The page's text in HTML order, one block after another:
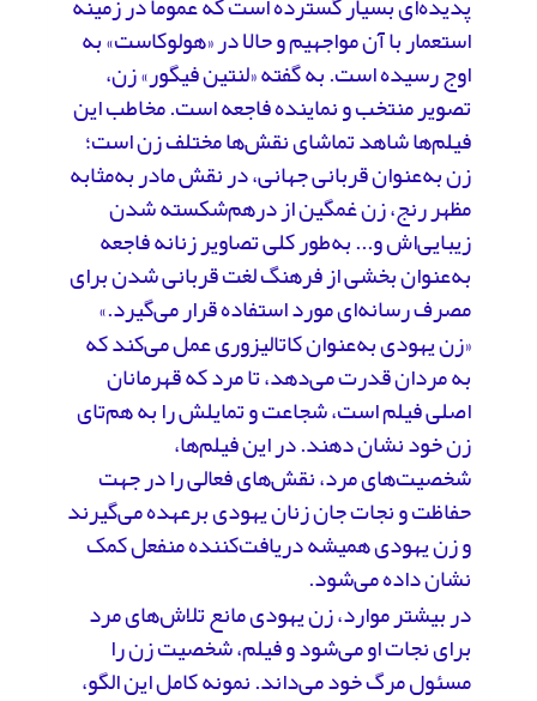
استعمار با آن مواجهیم و حالا در «هولوکاست» به
اوج رسیده است. به گفته «لنتین فیگور» زن،
تصویر منتخب و نماینده فاجعه است. مخاطب این
فیلم‌ها شاهد تماشای نقش‌ها مختلف زن است؛
زن به‌عنوان قربانی جهانی، در نقش مادر به‌مثابه
مظهر رنج، زن غمگین از درهم‌شکسته شدن
زیبایی‌اش و... به‌طور کلی تصاویر زنانه فاجعه
به‌عنوان بخشی از فرهنگ لغت قربانی شدن برای
مصرف رسانه‌ای مورد استفاده قرار می‌گیرد.»
«زن یهودی به‌عنوان کاتالیزوری عمل می‌کند که
به مردان قدرت می‌دهد، تا مرد که قهرمانان
اصلی فیلم است، شجاعت و تمایلش را به هم‌تای
زن خود نشان دهند. در این فیلم‌ها،
شخصیت‌های مرد، نقش‌های فعالی را در جهت
حفاظت و نجات جان زنان یهودی برعهده می‌گیرند
و زن یهودی همیشه دریافت‌کننده منفعل کمک
نشان داده می‌شود.
در بیشتر موارد، زن یهودی مانع تلاش‌های مرد
برای نجات او می‌شود و فیلم، شخصیت زن را
مسئول مرگ خود می‌داند. نمونه کامل این الگو،